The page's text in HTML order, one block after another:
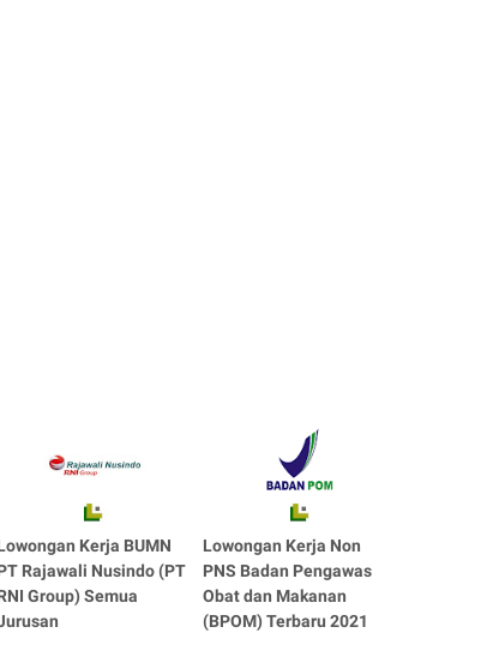
Kerja BUMN
Rajawali Nusindo (PT
Group) Semua
Lowongan Kerja Non
PNS Badan Pengawas
Obat dan Makanan
(BPOM) Terbaru 2021